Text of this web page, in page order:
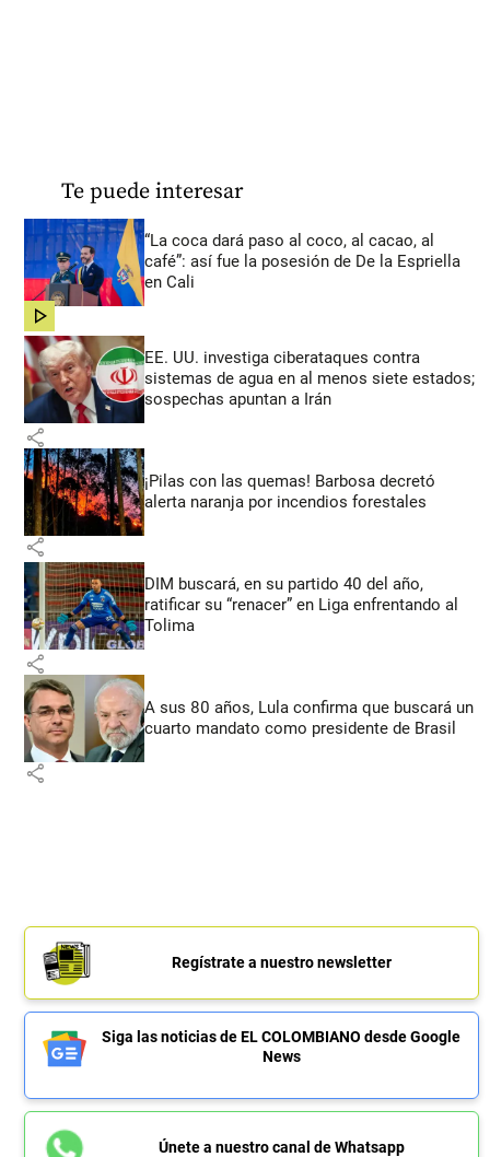
Te puede interesar
“La coca dará paso al coco, al cacao, al
café”: así fue la posesión de De la Espriella
en Cali
share
EE. UU. investiga ciberataques contra
sistemas de agua en al menos siete estados;
sospechas apuntan a Irán
share
¡Pilas con las quemas! Barbosa decretó
alerta naranja por incendios forestales
share
DIM buscará, en su partido 40 del año,
ratificar su “renacer” en Liga enfrentando al
Tolima
share
A sus 80 años, Lula confirma que buscará un
cuarto mandato como presidente de Brasil
share
Regístrate a nuestro newsletter
Siga las noticias de EL COLOMBIANO desde Google
News
Únete a nuestro canal de Whatsapp